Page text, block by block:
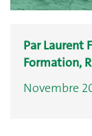
Par Laurent
Formation,
Novembre